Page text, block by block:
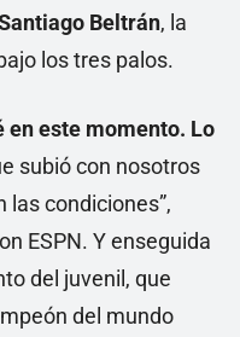
Beltrán, la
los tres palos.
en este momento. Lo
subió con nosotros
las condiciones”,
ESPN. Y enseguida
del juvenil, que
del mundo